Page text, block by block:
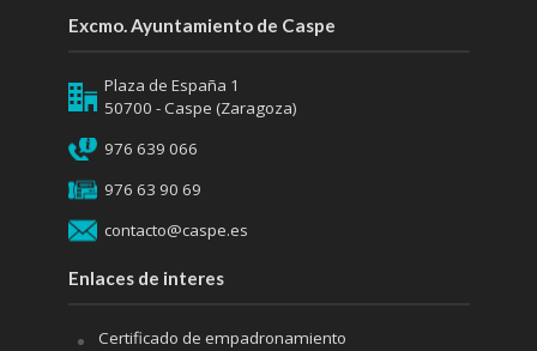
Excmo. Ayuntamiento de Caspe
Plaza de España 1
50700 - Caspe (Zaragoza)
976 639 066
976 63 90 69
contacto@caspe.es
Enlaces de interes
Certificado de empadronamiento